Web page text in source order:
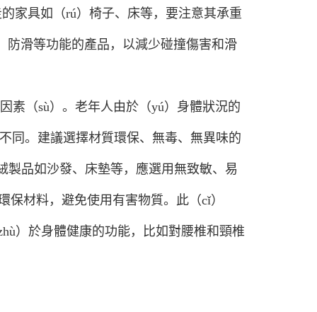
家具如（rú）椅子、床等，要注意其承重
防滑等功能的產品，以減少碰撞傷害和滑
素（sù）。老年人由於（yú）身體狀況的
同。建議選擇材質環保、無毒、無異味的
製品如沙發、床墊等，應選用無致敏、易
保材料，避免使用有害物質。此（cǐ）
）於身體健康的功能，比如對腰椎和頸椎